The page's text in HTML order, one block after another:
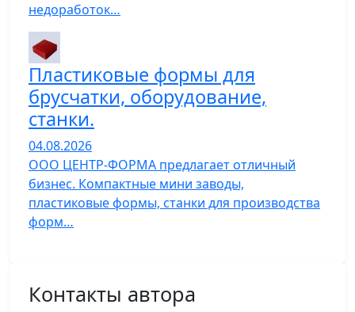
недоработок…
Пластиковые формы для
брусчатки, оборудование,
станки.
04.08.2026
ООО ЦЕНТР-ФОРМА предлагает отличный
бизнес. Компактные мини заводы,
пластиковые формы, станки для производства
форм…
Контакты автора